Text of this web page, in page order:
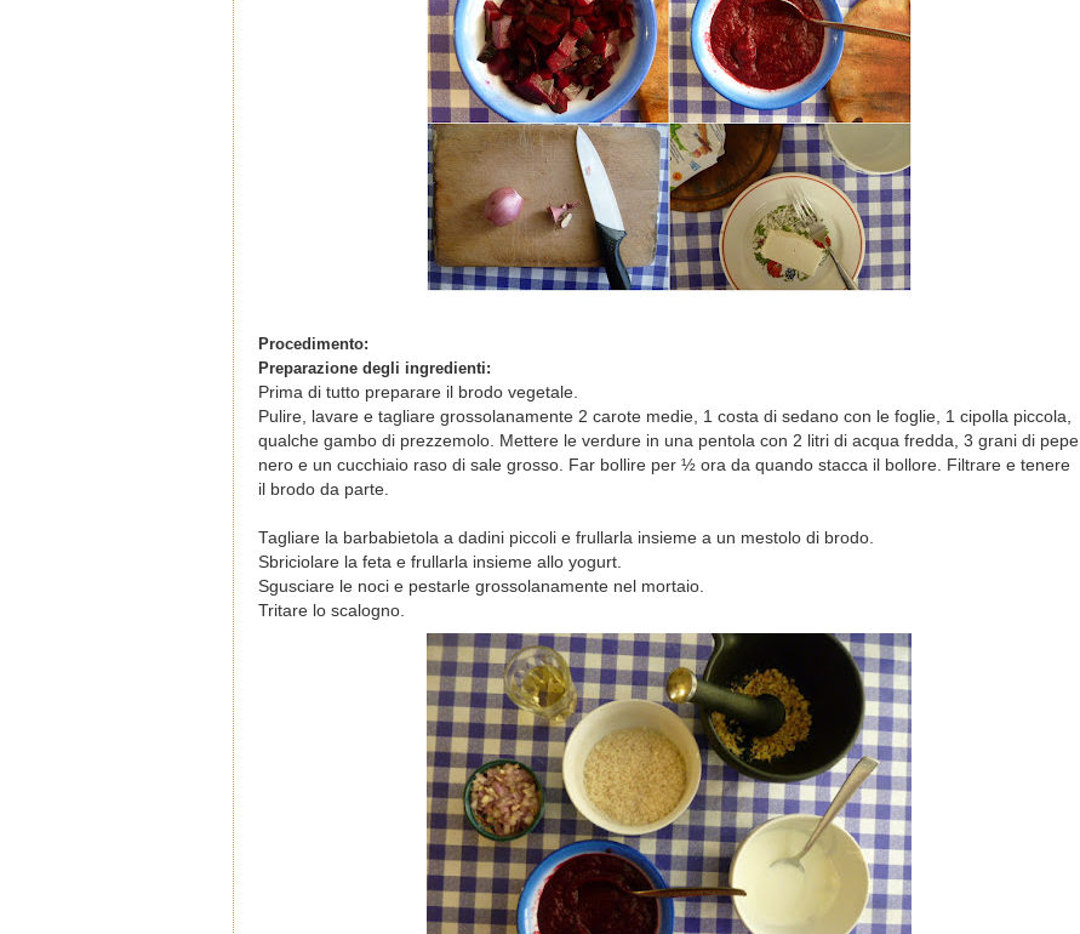
Procedimento:
Preparazione degli ingredienti:
Prima di tutto preparare il brodo vegetale.
Pulire, lavare e tagliare grossolanamente 2 carote medie, 1 costa di sedano con le foglie, 1 cipolla piccola,
qualche gambo di prezzemolo. Mettere le verdure in una pentola con 2 litri di acqua fredda, 3 grani di pepe
nero e un cucchiaio raso di sale grosso. Far bollire per ½ ora da quando stacca il bollore. Filtrare e tenere
il brodo da parte.
Tagliare la barbabietola a dadini piccoli e frullarla insieme a un mestolo di brodo.
Sbriciolare la feta e frullarla insieme allo yogurt.
Sgusciare le noci e pestarle grossolanamente nel mortaio.
Tritare lo scalogno.